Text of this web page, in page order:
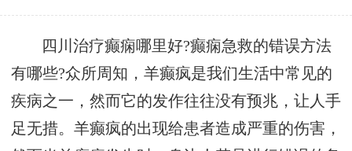
四川治疗癫痫哪里好?癫痫急救的错误方法
有哪些?众所周知，羊癫疯是我们生活中常见的
疾病之一，然而它的发作往往没有预兆，让人手
足无措。羊癫疯的出现给患者造成严重的伤害，